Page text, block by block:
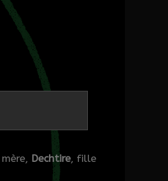
Dechtire, fille